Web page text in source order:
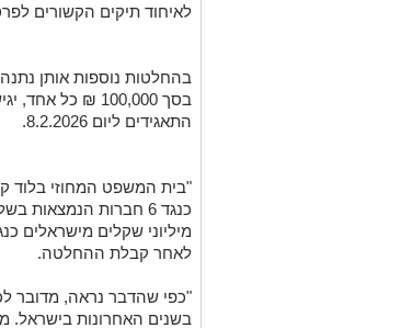
לאיחוד תיקים הקשורים
בהחלטות נוספות אותן
התאגידים ליום 8.2.2026.
"בית המשפט המחוזי בלוד
כנגד 6 חברות
מיליוני שקלים מישראלים
לאחר קבלת ההחלטה.
"כפי שהדבר נראה, מדובר
בשנים האחרונות בישראל.